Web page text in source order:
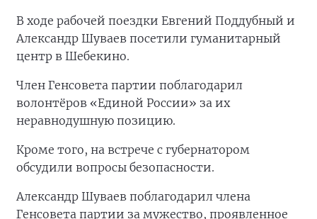
В ходе рабочей поездки Евгений Поддубный и
Александр Шуваев посетили гуманитарный
центр в Шебекино.
Член Генсовета партии поблагодарил
волонтёров «Единой России» за их
неравнодушную позицию.
Кроме того, на встрече с губернатором
обсудили вопросы безопасности.
Александр Шуваев поблагодарил члена
Генсовета партии за мужество, проявленное